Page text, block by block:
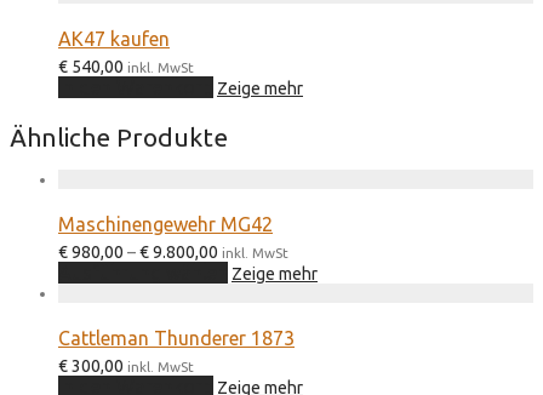
gewählt
AK47 kaufen
€ 540,00 inkl. MwSt
Zeige mehr
Ähnliche Produkte
Maschinengewehr MG42
€980,00 –€9.800,00 Preisspanne:
€ 980,00
bis
inkl. MwSt
Dieses
Produkt
mehrere
Varianten
Die
Zeige mehr
Cattleman Thunderer 1873
€300,00 inkl. MwSt
Zeige mehr